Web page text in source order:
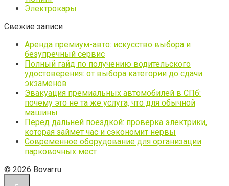
Электрокары
Свежие записи
Аренда премиум-авто: искусство выбора и
безупречный сервис
Полный гайд по получению водительского
удостоверения: от выбора категории до сдачи
экзаменов
Эвакуация премиальных автомобилей в СПб:
почему это не та же услуга, что для обычной
машины
Перед дальней поездкой: проверка электрики,
которая займёт час и сэкономит нервы
Современное оборудование для организации
парковочных мест
© 2026 Bovar.ru